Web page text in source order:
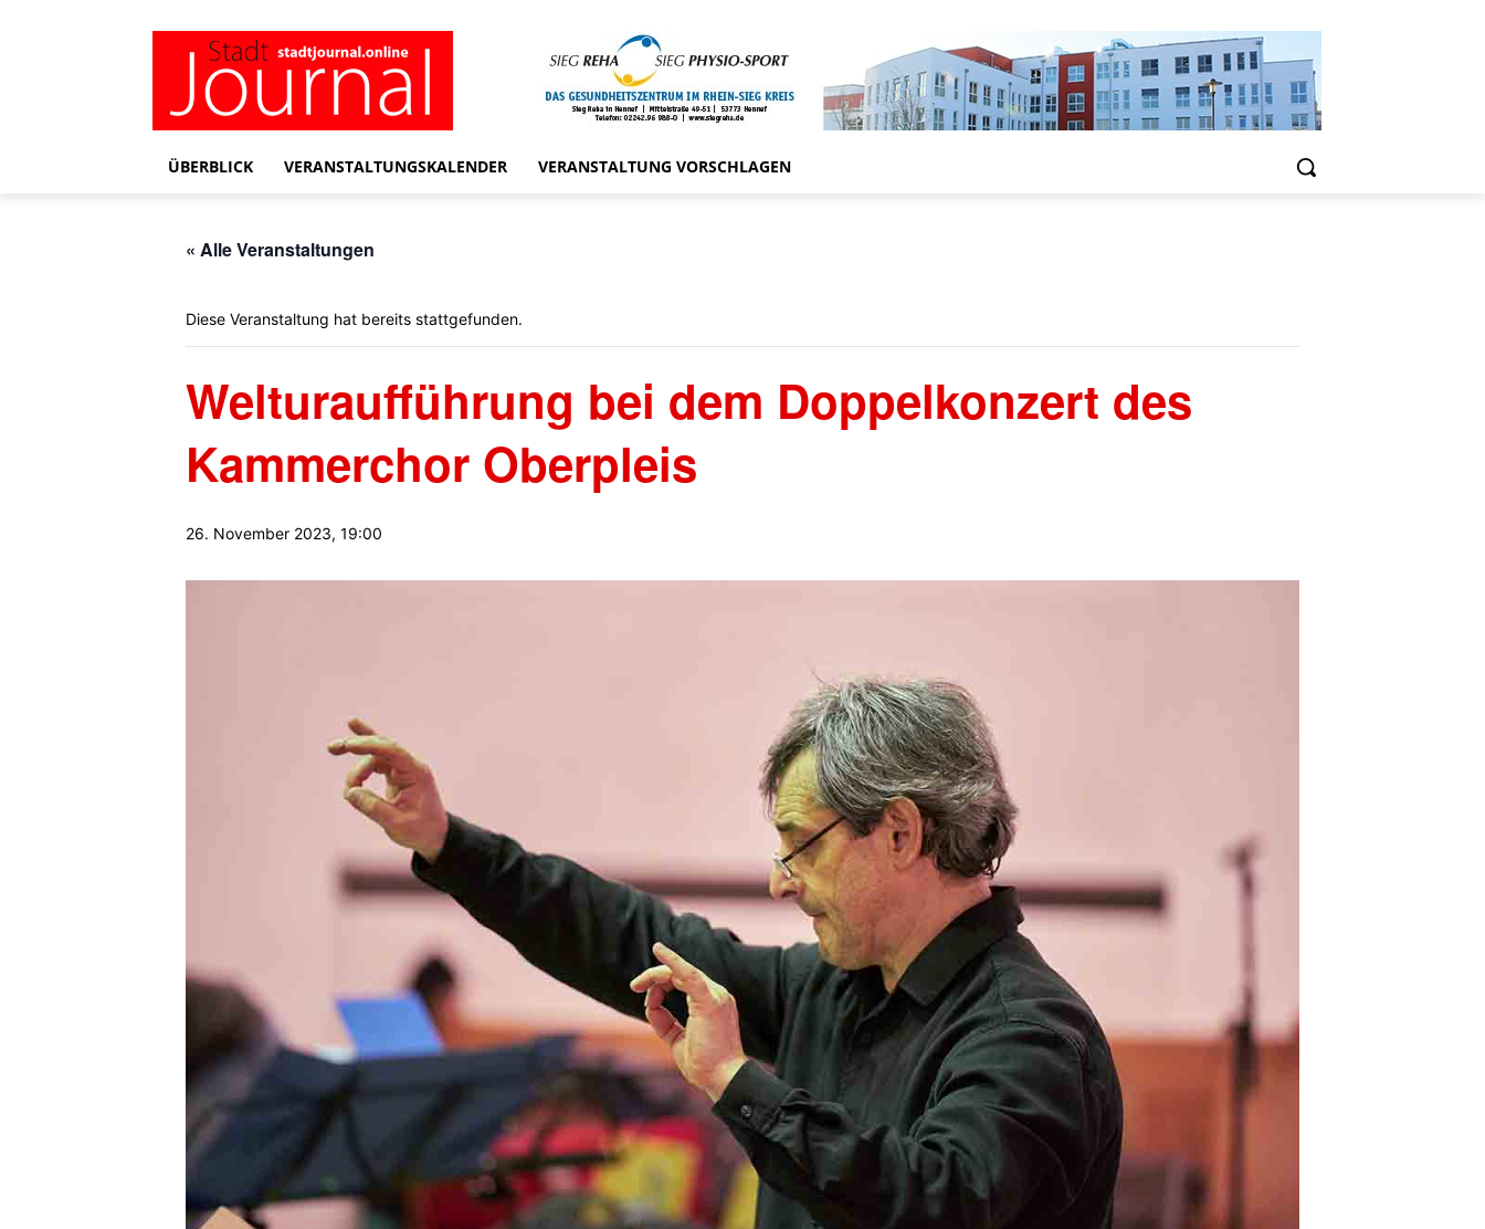
ÜBERBLICK VERANSTALTUNGSKALENDER VERANSTALTUNG VORSCHLAGEN
« Alle Veranstaltungen
Diese Veranstaltung hat bereits stattgefunden.
Welturaufführung bei dem Doppelkonzert des
Kammerchor Oberpleis
26. November 2023, 19:00